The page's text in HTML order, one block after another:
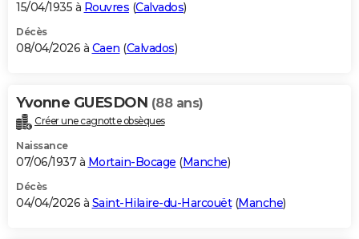
15/04/1935 à Rouvres (Calvados)
Décès
08/04/2026 à Caen (Calvados)
Yvonne GUESDON (88 ans)
Créer une cagnotte obsèques
Naissance
07/06/1937 à Mortain-Bocage (Manche)
Décès
04/04/2026 à Saint-Hilaire-du-Harcouët(Manche)